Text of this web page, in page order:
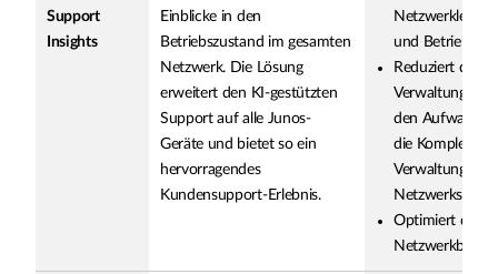
Support
Insights
Einblicke in den
Betriebszustand im gesamten
Netzwerk. Die Lösung
erweitert den KI-gestützten
Support auf alle Junos-
Geräte und bietet so ein
hervorragendes
Kundensupport-Erlebnis.
und
Reduziert die
den Aufwand
die Komplexität
Verwaltung des
Netzwerks.
Optimiert den